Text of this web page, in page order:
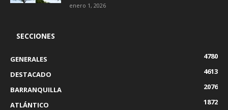
enero 1, 2026
SECCIONES
GENERALES
4780
DESTACADO
4613
BARRANQUILLA
2076
ATLÁNTICO
1872